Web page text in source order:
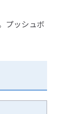
プッシュボ